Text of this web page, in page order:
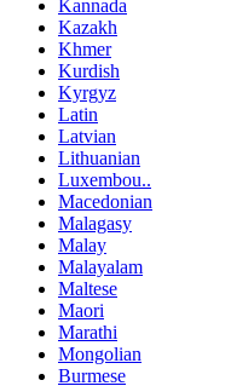
Kannada
Kazakh
Khmer
Kurdish
Kyrgyz
Latin
Latvian
Lithuanian
Luxembou..
Macedonian
Malagasy
Malay
Malayalam
Maltese
Maori
Marathi
Mongolian
Burmese